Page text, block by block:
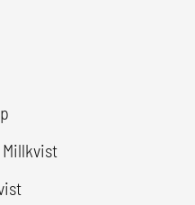
Millkvist